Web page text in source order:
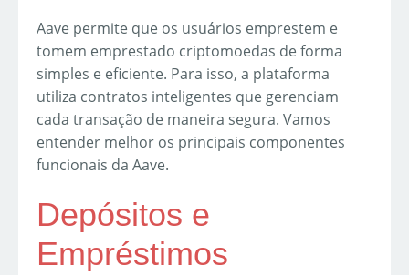
Aave permite que os usuários emprestem e
tomem emprestado criptomoedas de forma
simples e eficiente. Para isso, a plataforma
utiliza contratos inteligentes que gerenciam
cada transação de maneira segura. Vamos
entender melhor os principais componentes
funcionais da Aave.
Depósitos e
Empréstimos